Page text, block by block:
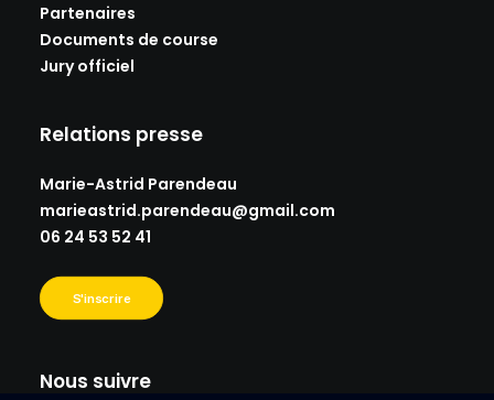
Partenaires
Documents de course
Jury officiel
Relations presse
Marie-Astrid Parendeau
marieastrid.parendeau@gmail.com
06 24 53 52 41
S'inscrire
Nous suivre